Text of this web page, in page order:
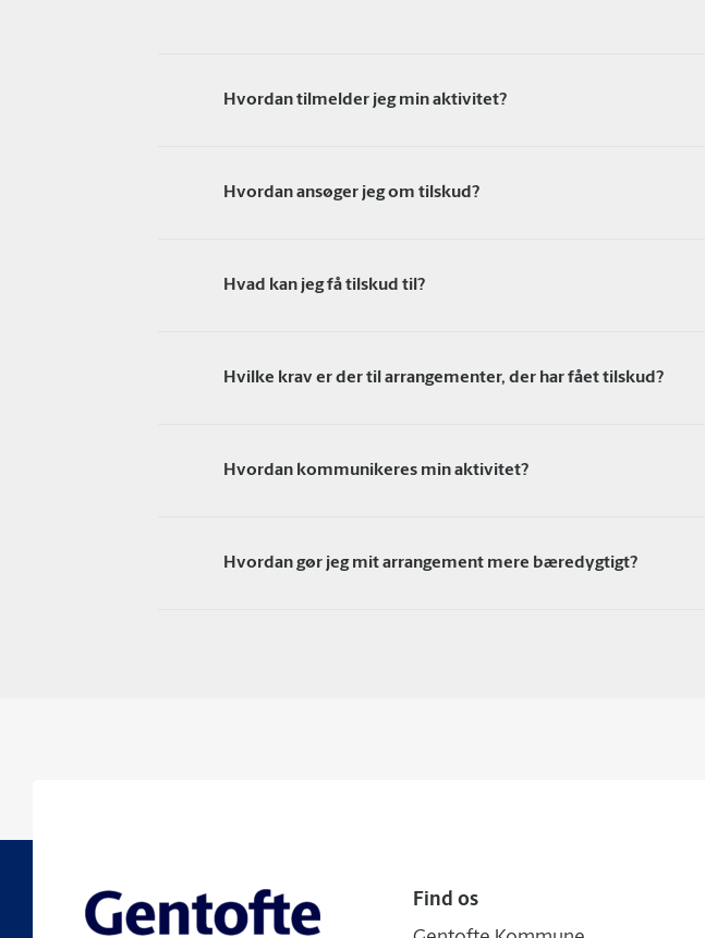
Hvordan tilmelder jeg min aktivitet?
Hvordan ansøger jeg om tilskud?
Hvad kan jeg få tilskud til?
Hvilke krav er der til arrangementer, der har fået tilskud?
Hvordan kommunikeres min aktivitet?
Hvordan gør jeg mit arrangement mere bæredygtigt?
Find os